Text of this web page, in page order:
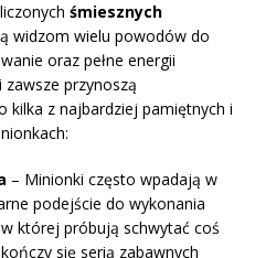
śmiesznych
widzom wielu powodów do
oraz pełne energii
przynoszą
kilka z najbardziej pamiętnych i
– Minionki często wpadają w
podejście do wykonania
której próbują schwytać coś
się serią zabawnych